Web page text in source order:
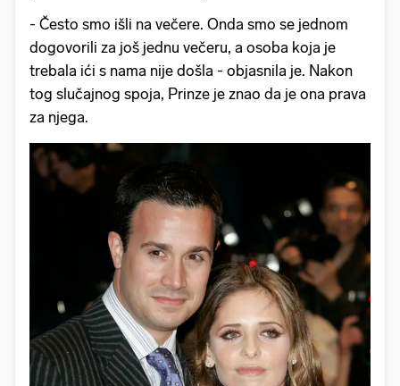
- Često smo išli na večere. Onda smo se jednom
dogovorili za još jednu večeru, a osoba koja je
trebala ići s nama nije došla - objasnila je. Nakon
tog slučajnog spoja, Prinze je znao da je ona prava
za njega.